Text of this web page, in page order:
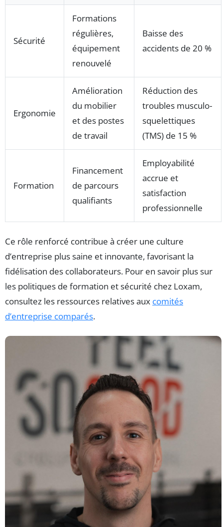
Sécurité
Formations
régulières,
équipement
renouvelé
Baisse des
accidents de 20 %
Ergonomie
Amélioration
du mobilier
et des postes
de travail
Réduction des
troubles musculo-
squelettiques
(TMS) de 15 %
Formation
Financement
de parcours
qualifiants
Employabilité
accrue et
satisfaction
professionnelle
Ce rôle renforcé contribue à créer une culture
d’entreprise plus saine et innovante, favorisant la
fidélisation des collaborateurs. Pour en savoir plus sur
les politiques de formation et sécurité chez Loxam,
consultez les ressources relatives aux comités
d’entreprise comparés.